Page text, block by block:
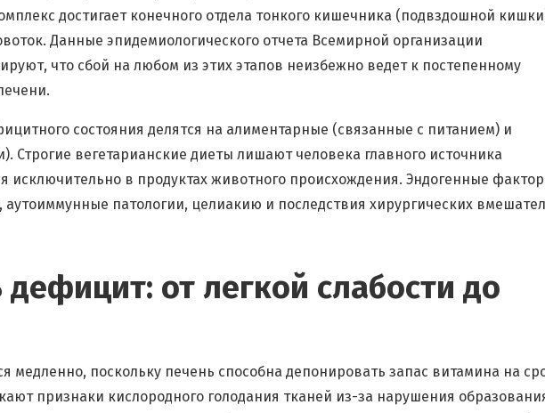
достигает конечного отдела тонкого кишечника (подвздошной
Данные эпидемиологического отчета Всемирной организации
что сбой на любом из этих этапов неизбежно ведет к постепенному
состояния делятся на алиментарные (связанные с питанием) и
Строгие вегетарианские диеты лишают человека главного источника
исключительно в продуктах животного происхождения. Эндогенные
патологии, целиакию и последствия хирургических
дефицит: от легкой слабости до
медленно, поскольку печень способна депонировать запас витамина на
признаки кислородного голодания тканей из-за нарушения